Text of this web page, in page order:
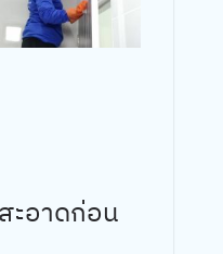
ะอาดก่อน